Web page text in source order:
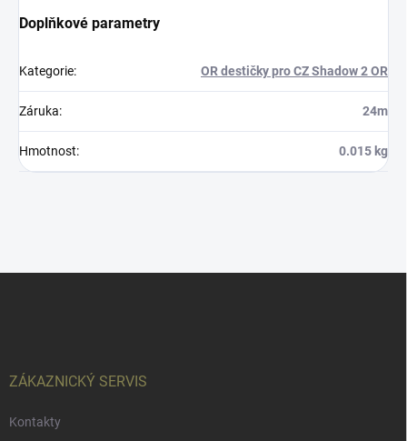
Doplňkové parametry
Kategorie: OR destičky pro CZ Shadow 2 OR
Záruka: 24m
Hmotnost: 0.015 kg
ZÁKAZNICKÝ SERVIS
Kontakty